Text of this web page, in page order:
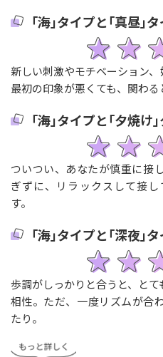
｢海｣タイプと｢真昼｣
新しい刺激やモチベーション、
最初の印象が悪くても、関わる
｢海｣タイプと｢夕焼け
ついつい、あなたが慎重に接
ぎずに、リラックスして接
す。
｢海｣タイプと｢深夜｣
歩調がしっかりと合うと、と
相性。ただ、一度リズムが合
たり。